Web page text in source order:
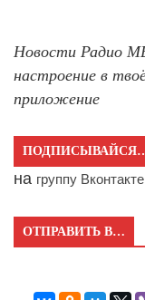
Новости Радио
настроение в
приложение
на группу Вконтакте
ОТПРАВИТЬ В…